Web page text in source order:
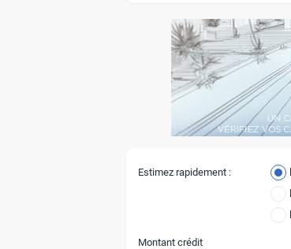
Estimez rapidement :
Montant crédit